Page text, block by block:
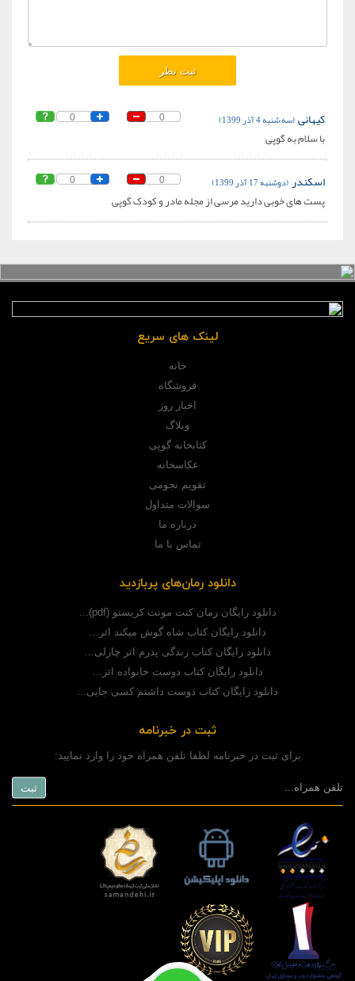
0 0 کیهانی(سه شنبه 4 آذر 1399)
با سلام به گوپی
0 0 اسکندر(دوشنبه 17 آذر 1399)
پست های خوبی دارید مرسی از مجله مادر و کودک گوپی
لینک های سریع
خانه
فروشگاه
اخبار روز
وبلاگ
کتابخانه گوپی
عکاسخانه
تقویم نجومی
سوالات متداول
درباره ما
تماس با ما
دانلود رمان‌های پربازدید
دانلود رایگان رمان کنت مونت کریستو (pdf)...
دانلود رایگان کتاب شاه گوش میکند اثر...
دانلود رایگان کتاب زندگی پدرم اثر چارلی...
دانلود رایگان کتاب دوست خانواده اثر...
دانلود رایگان کتاب دوست داشتم کسی جایی...
ثبت در خبرنامه
برای ثبت در خبرنامه لطفا تلفن همراه خود را وارد نمایید: